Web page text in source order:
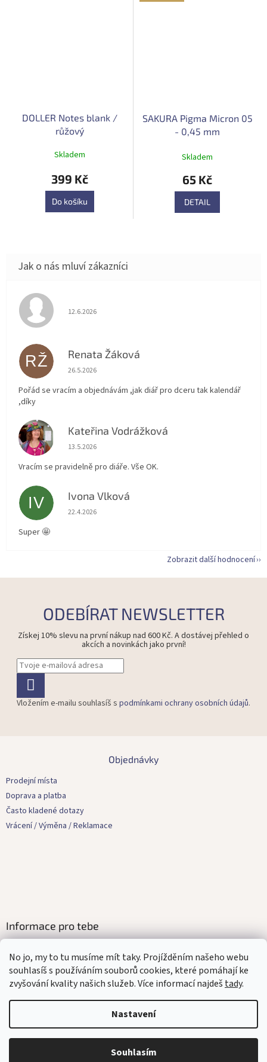
No jo, my to tu musíme mít taky. Projížděním našeho webu
souhlasíš s používáním souborů cookies, které pomáhají ke
zvyšování kvality našich služeb. Více informací najdeš tady.
Nastavení
Souhlasím
DOLLER Notes blank /
růžový
Průměrné
hodnocení
je
5,0
z
Skladem
399 Kč
Do košíku
SAKURA Pigma Micron 05
- 0,45 mm
Skladem
65 Kč
DETAIL
Hodnocení obchodu je 5 z 5 hvězdiček.
12.6.2026
RŽ Renata Žáková
Hodnocení obchodu je 5 z 5 hvězdiček.
26.5.2026
Pořád se vracím a objednávám ,jak diář pro dceru tak kalendář
,díky
KV Kateřina Vodrážková
Hodnocení obchodu je 5 z 5 hvězdiček.
13.5.2026
Vracím se pravidelně pro diáře. Vše OK.
IV Ivona Vlková
Hodnocení obchodu je 5 z 5 hvězdiček.
22.4.2026
Super 🤩
Zobrazit další hodnocení
ODEBÍRAT NEWSLETTER
Získej 10% slevu na první nákup nad 600 Kč. A dostávej přehled o
akcích a novinkách jako první!
Vložením e-mailu souhlasíš s podmínkami ochrany osobních údajů.
Objednávky
Prodejní místa
Doprava a platba
Často kladené dotazy
Vrácení / Výměna / Reklamace
Informace pro tebe
Obchodní podmínky
Ochrana osobních údajů